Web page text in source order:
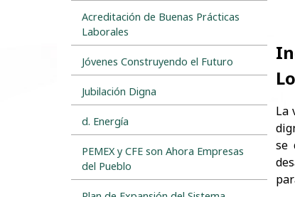
Acreditación de Buenas Prácticas
Laborales
Jóvenes Construyendo el Futuro
Jubilación Digna
d. Energía
PEMEX y CFE son Ahora Empresas
del Pueblo
La
se